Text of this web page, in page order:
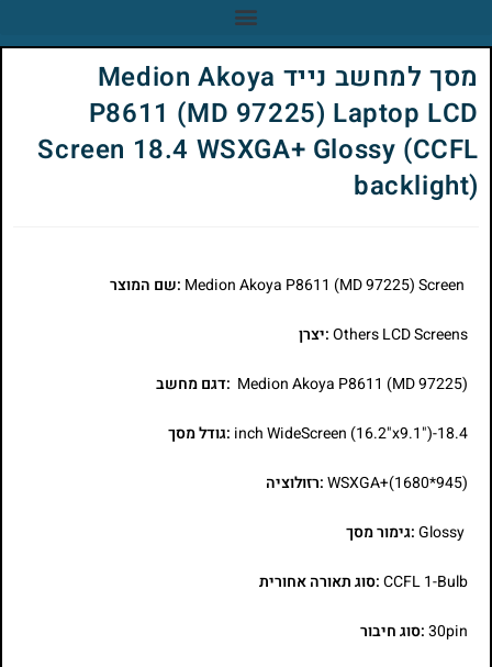
מסך למחשב נייד Medion Akoya
P8611 (MD 97225) Laptop LCD
Screen 18.4 WSXGA+ Glossy (CCFL
backlight)
:שם המוצר
Others LCD Screens:יצרן
Medion Akoya P8611 (MD 97225) :דגם מחשב
18.4-inch WideScreen (16.2"x9.1") :גודל מסך
WSXGA+(1680*945):רזולוציה
Glossy:גימור מסך
CCFL 1-Bulb:סוג תאורה אחורית
30pin:סוג חיבור